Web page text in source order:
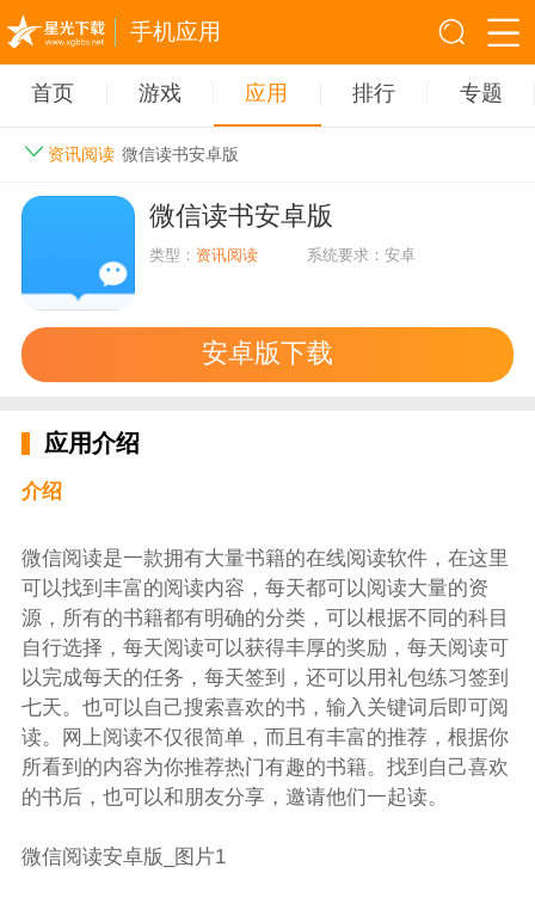
手机应用
首页 游戏 应用 排行 专题
资讯阅读 微信读书安卓版
微信读书安卓版
类型： 资讯阅读 系统要求：安卓
安卓版下载
应用介绍
介绍
微信阅读是一款拥有大量书籍的在线阅读软件，在这里
可以找到丰富的阅读内容，每天都可以阅读大量的资
源，所有的书籍都有明确的分类，可以根据不同的科目
自行选择，每天阅读可以获得丰厚的奖励，每天阅读可
以完成每天的任务，每天签到，还可以用礼包练习签到
七天。也可以自己搜索喜欢的书，输入关键词后即可阅
读。网上阅读不仅很简单，而且有丰富的推荐，根据你
所看到的内容为你推荐热门有趣的书籍。找到自己喜欢
的书后，也可以和朋友分享，邀请他们一起读。
微信阅读安卓版_图片1